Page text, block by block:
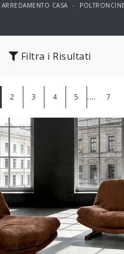
ARREDAMENTO CASA - POLTRONCINE
Filtra i Risultati
2 3 4 5 .... 7